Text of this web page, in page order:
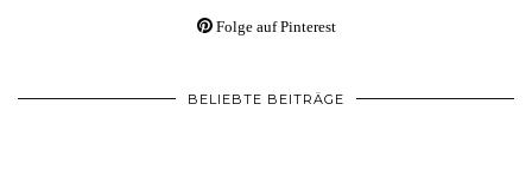
Folge auf Pinterest
BELIEBTE BEITRÄGE